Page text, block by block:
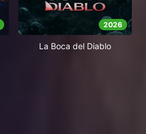
2026
La Boca del Diablo